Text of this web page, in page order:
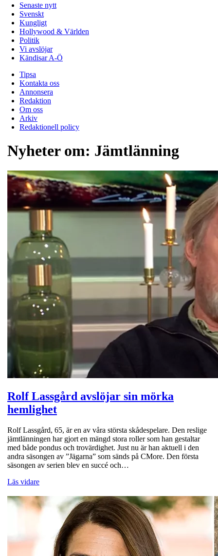
Senaste nytt
Svenskt
Kungligt
Hollywood & Världen
Politik
Vi avslöjar
Kändisar A-Ö
Tipsa
Kontakta oss
Annonsera
Redaktion
Om oss
Arkiv
Redaktionell policy
Nyheter om: Jämtlänning
Rolf Lassgård avslöjar sin mörka
hemlighet
Rolf Lassgård, 65, är en av våra största skådespelare. Den reslige
jämtlänningen har gjort en mängd stora roller som han gestaltar
med både pondus och trovärdighet. Just nu är han aktuell i den
andra säsongen av ”Jägarna” som sänds på CMore. Den första
säsongen av serien blev en succé och…
Läs vidare